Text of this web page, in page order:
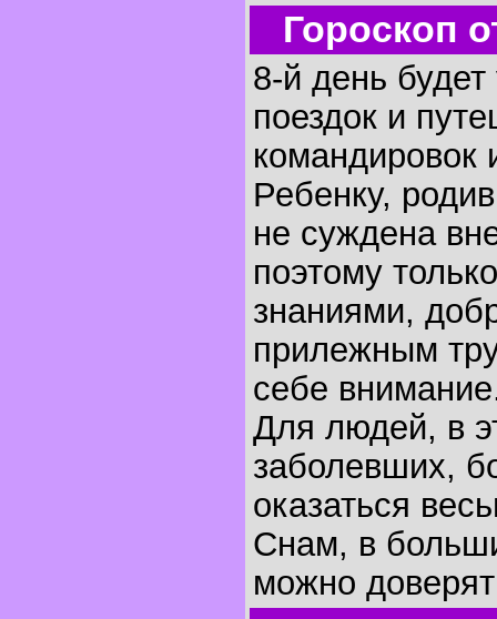
Гороскоп
8-й день
поездок и
командировок
Ребенку,
не суждена
поэтому
знаниями,
прилежным
себе
Для людей, в
заболевших,
оказаться
Снам, в
можно